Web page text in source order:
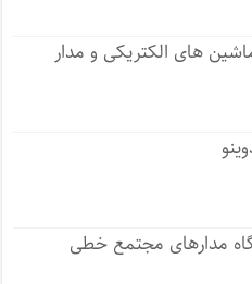
های الکتریکی و مدار
مدارهای مجتمع خطی